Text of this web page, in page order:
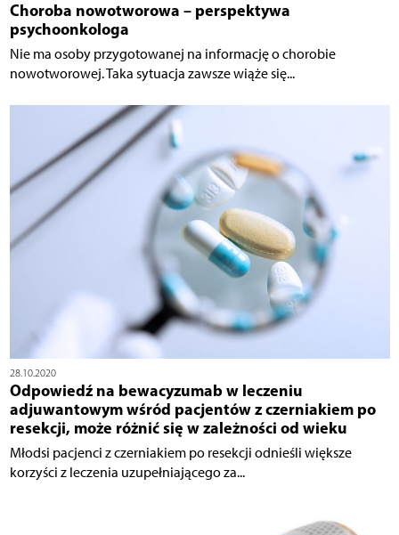
Choroba nowotworowa – perspektywa
psychoonkologa
Nie ma osoby przygotowanej na informację o chorobie
nowotworowej. Taka sytuacja zawsze wiąże się...
28.10.2020
Odpowiedź na bewacyzumab w leczeniu
adjuwantowym wśród pacjentów z czerniakiem po
resekcji, może różnić się w zależności od wieku
Młodsi pacjenci z czerniakiem po resekcji odnieśli większe
korzyści z leczenia uzupełniającego za...